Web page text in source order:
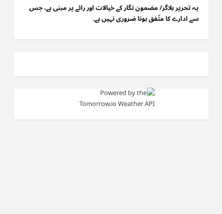
یہ تحریر بلاگر/ مضمون نگار کے خیالات اور رائے پر مبنی ہے، جس
سے ادارے کا متّفق ہونا ضروری نہیں ہے۔